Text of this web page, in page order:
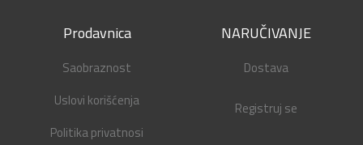
Prodavnica
Saobraznost
Uslovi korišćenja
Politika privatnosi
NARUČIVANJE
Dostava
Registruj se